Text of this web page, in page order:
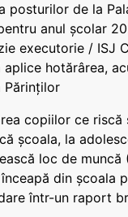
posturilor de la
anul școlar
executorie / ISJ
aplice hotărârea,
Părinților
copiilor ce riscă
școala, la
loc de muncă
din școala
într-un raport